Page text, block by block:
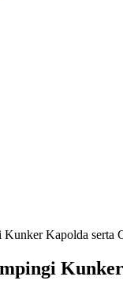
Kapolda serta